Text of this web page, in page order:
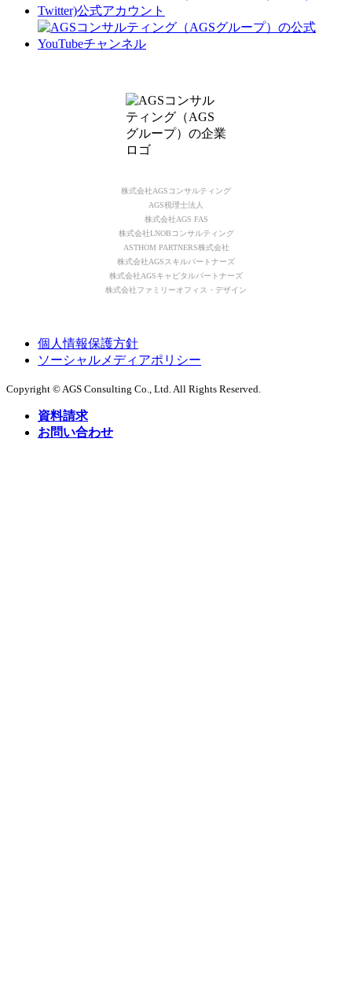
株式会社AGSコンサルティング
AGS税理士法人
株式会社AGS FAS
株式会社LNOBコンサルティング
ASTHOM PARTNERS株式会社
株式会社AGSスキルパートナーズ
株式会社AGSキャピタルパートナーズ
株式会社ファミリーオフィス・デザイン
個人情報保護方針
ソーシャルメディアポリシー
Copyright © AGS Consulting Co., Ltd. All Rights Reserved.
資料請求
お問い合わせ